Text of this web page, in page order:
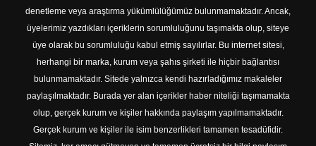
denetleme veya araştırma yükümlülüğümüz bulunmamaktadır. Ancak,
üyelerimiz yazdıkları içeriklerin sorumluluğunu taşımakta olup, siteye
üye olarak bu sorumluluğu kabul etmiş sayılırlar. Bu internet sitesi,
herhangi bir marka, kurum veya şahıs şirketi ile hiçbir bağlantısı
bulunmamaktadır. Sitede yalnızca kendi hazırladığımız makaleler
paylaşılmaktadır. Burada yer alan içerikler haber niteliği taşımamakta
olup, gerçek kurum ve kişiler hakkında paylaşım yapılmamaktadır.
Gerçek kurum ve kişiler ile isim benzerlikleri tamamen tesadüfidir.